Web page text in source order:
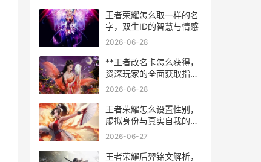
王者荣耀怎么取一样的名
字，双生ID的智慧与情感
2026-06-28
**王者改名卡怎么获得，
资深玩家的全面获取指南
与深度思考**
2026-06-28
王者荣耀怎么设置性别，
虚拟身份与真实自我的交
汇
2026-06-27
王者荣耀后羿铭文解析，